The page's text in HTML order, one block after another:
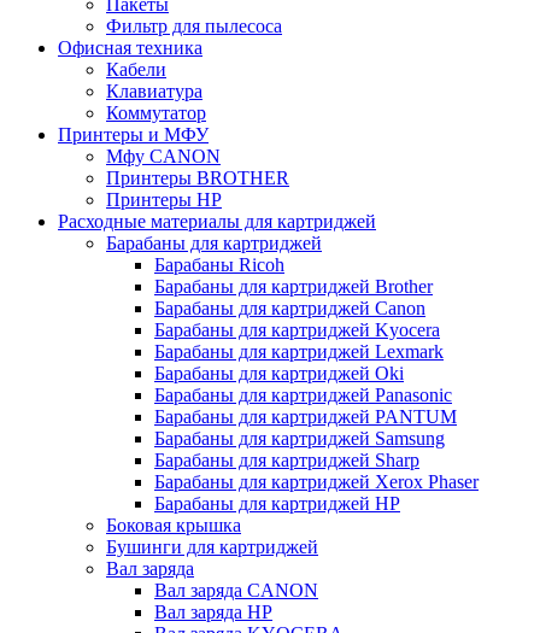
Пакеты
Фильтр для пылесоса
Офисная техника
Кабели
Клавиатура
Коммутатор
Принтеры и МФУ
Мфу CANON
Принтеры BROTHER
Принтеры HP
Расходные материалы для картриджей
Барабаны для картриджей
Барабаны Ricoh
Барабаны для картриджей Brother
Барабаны для картриджей Canon
Барабаны для картриджей Kyocera
Барабаны для картриджей Lexmark
Барабаны для картриджей Oki
Барабаны для картриджей Panasonic
Барабаны для картриджей PANTUM
Барабаны для картриджей Samsung
Барабаны для картриджей Sharp
Барабаны для картриджей Xerox Phaser
Барабаны для картриджей НР
Боковая крышка
Бушинги для картриджей
Вал заряда
Вал заряда CANON
Вал заряда HP